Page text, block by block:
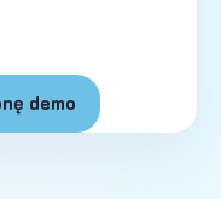
demo